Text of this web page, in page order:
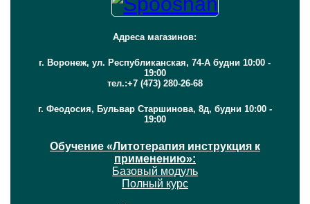
Адреса магазинов:
г. Воронеж, ул. Республиканская, 74-А будни 10:00 -
19:00
тел.:+7 (473) 280-26-68
г. Феодосия, Бульвар Старшинова, 8д, будни 10:00 -
19:00
Обучение «Литотерапия инструкция к
применению»:
Базовый модуль
Полный курс